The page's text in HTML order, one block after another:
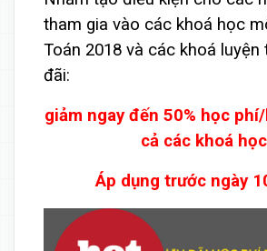
tham gia vào các khoá học
Toán 2018 và các khoá luyện
đãi:
giảm ngay đến 50% học
cả các khoá học
Áp dụng trước ngày